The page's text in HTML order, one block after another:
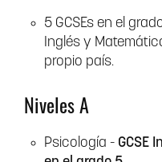
5 GCSEs en el
Inglés y
propio país.
Niveles A
Psicología - GCSE